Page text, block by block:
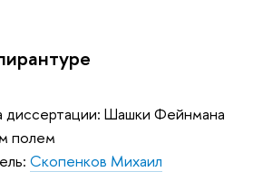
диссертации: Шашки Фейнмана
полем
Скопенков Михаил